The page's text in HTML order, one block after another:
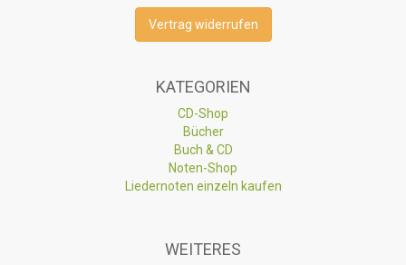
Vertrag widerrufen
KATEGORIEN
CD-Shop
Bücher
Buch & CD
Noten-Shop
Liedernoten einzeln kaufen
WEITERES